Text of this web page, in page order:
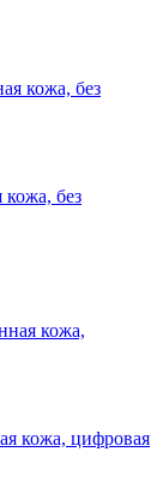
без
кожа, цифровая